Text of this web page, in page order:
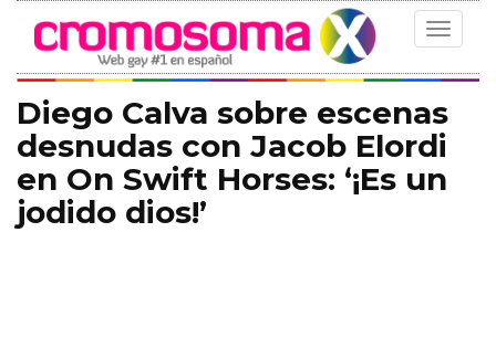
Toggle
Diego Calva sobre escenas
desnudas con Jacob Elordi
en On Swift Horses: ‘¡Es un
jodido dios!’